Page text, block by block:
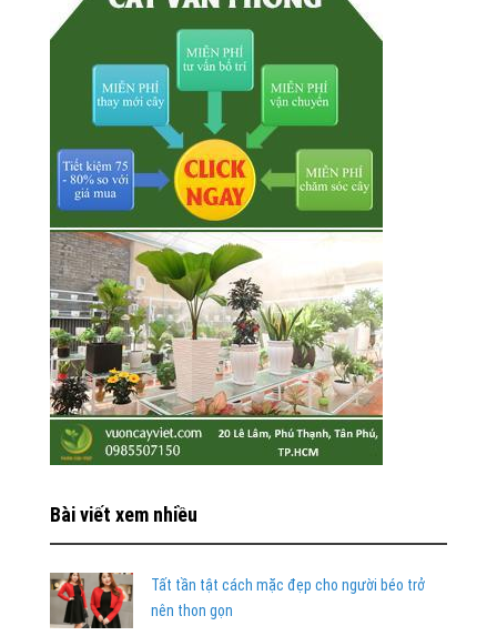
Bài viết xem nhiều
Tất tần tật cách mặc đẹp cho người béo trở
nên thon gọn